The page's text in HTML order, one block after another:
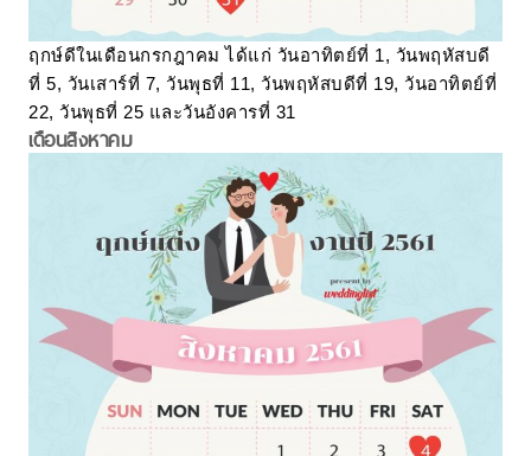
ฤกษ์ดีในเดือนกรกฎาคม ได้แก่ วันอาทิตย์ที่ 1, วันพฤหัสบดี
ที่ 5, วันเสาร์ที่ 7, วันพุธที่ 11, วันพฤหัสบดีที่ 19, วันอาทิตย์ที่
22, วันพุธที่ 25 และวันอังคารที่ 31
เดือนสิงหาคม